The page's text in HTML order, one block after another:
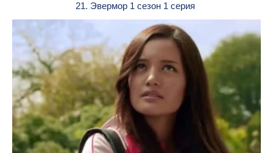
21. Эвермор 1 сезон 1 серия